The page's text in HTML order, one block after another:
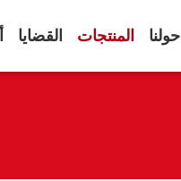
حولنا المنتجات القضايا